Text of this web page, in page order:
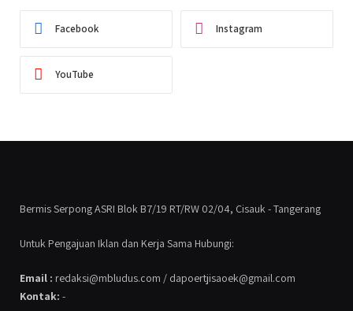
Facebook Instagram
YouTube
Bermis Serpong ASRI Blok B7/19 RT/RW 02/04, Cisauk - Tangerang
Untuk Pengajuan Iklan dan Kerja Sama Hubungi:
Email : redaksi@mbludus.com / dapoertjisaoek@gmail.com
Kontak: -